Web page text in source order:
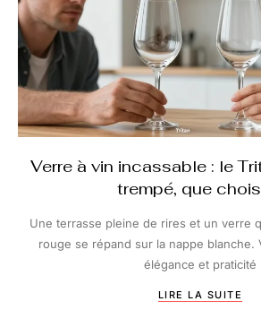
Verre à vin incassable : le
trempé, que
Une terrasse pleine de rires et un verre
rouge se répand sur la nappe blanche.
élégance et praticité
LIRE LA SUITE